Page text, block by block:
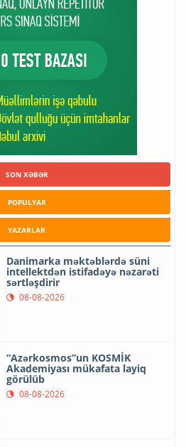
SON XƏBƏR
POPULYAR
YAZARLAR
Danimarka məktəblərdə süni
intellektdən istifadəyə nəzarəti
sərtləşdirir
08-08-2026
“Azərkosmos”un KOSMİK
Akademiyası mükafata layiq
görülüb
08-08-2026